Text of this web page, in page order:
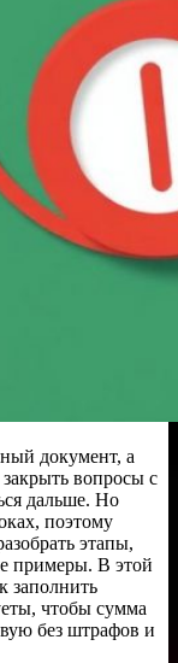
документ, а
закрыть вопросы с
дальше. Но
поэтому
этапы,
примеры. В этой
заполнить
чтобы сумма
без штрафов и